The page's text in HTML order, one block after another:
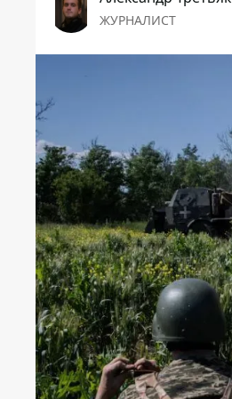
ЖУРНАЛИСТ